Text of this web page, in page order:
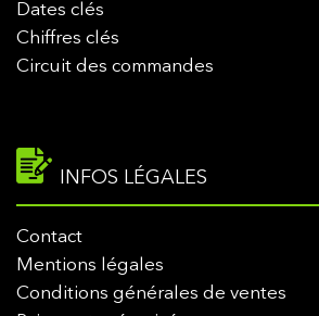
Dates clés
Chiffres clés
Circuit des commandes
INFOS LÉGALES
Contact
Mentions légales
Conditions générales de ventes